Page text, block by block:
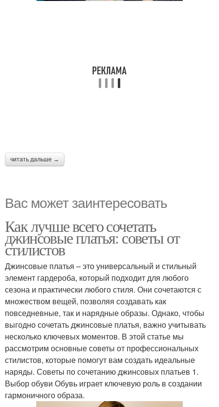
читать дальше →
Вас может заинтересовать
Как лучше всего сочетать
джинсовые платья: советы от
стилистов
Джинсовые платья – это универсальный и стильный
элемент гардероба, который подходит для любого
сезона и практически любого стиля. Они сочетаются с
множеством вещей, позволяя создавать как
повседневные, так и нарядные образы. Однако, чтобы
выгодно сочетать джинсовые платья, важно учитывать
несколько ключевых моментов. В этой статье мы
рассмотрим основные советы от профессиональных
стилистов, которые помогут вам создать идеальные
наряды. Советы по сочетанию джинсовых платьев 1.
Выбор обуви Обувь играет ключевую роль в создании
гармоничного образа.